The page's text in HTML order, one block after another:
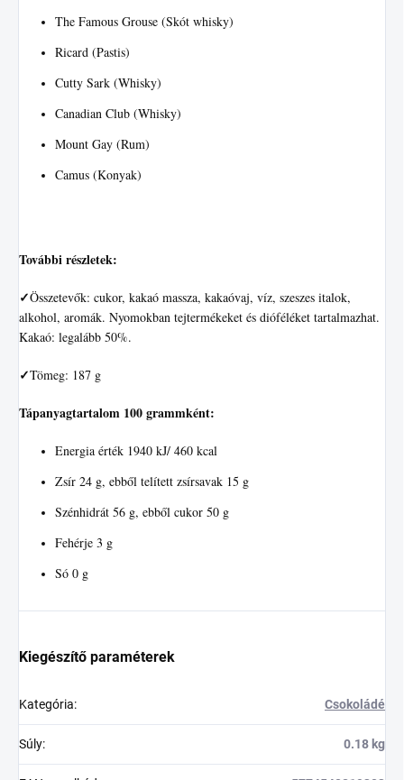
The Famous Grouse (Skót whisky)
Ricard (Pastis)
Cutty Sark (Whisky)
Canadian Club (Whisky)
Mount Gay (Rum)
Camus (Konyak)
További részletek:
✓Összetevők: cukor, kakaó massza, kakaóvaj, víz, szeszes italok,
alkohol, aromák. Nyomokban tejtermékeket és dióféléket tartalmazhat.
Kakaó: legalább 50%.
✓Tömeg: 187 g
Tápanyagtartalom 100 grammként:
Energia érték 1940 kJ/ 460 kcal
Zsír 24 g, ebből telített zsírsavak 15 g
Szénhidrát 56 g, ebből cukor 50 g
Fehérje 3 g
Só 0 g
Kiegészítő paraméterek
Kategória: Csokoládé
Súly: 0.18 kg